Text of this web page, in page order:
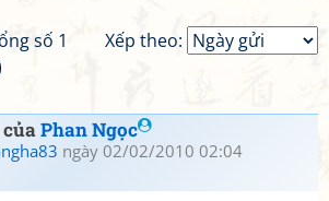
Xếp theo:
số 1
Phan Ngọc
ngày 02/02/2010 02:04